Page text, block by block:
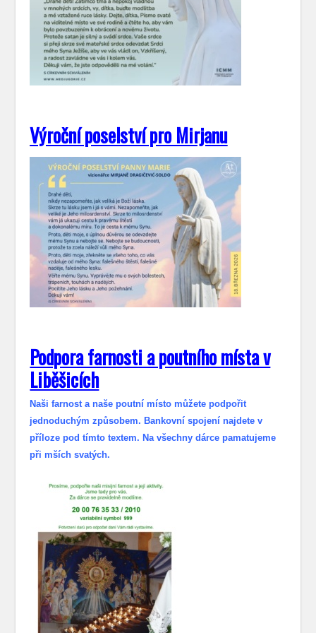
Výroční poselství pro Mirjanu
Podpora farnosti a poutního místa v
Liběšicích
Naši farnost a naše poutní místo můžete podpořit
jednoduchým způsobem. Bankovní spojení najdete v
příloze pod tímto textem. Na všechny dárce pamatujeme
při mších svatých.